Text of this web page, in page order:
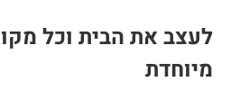
לעצב את הבית וכל
מיוחדת